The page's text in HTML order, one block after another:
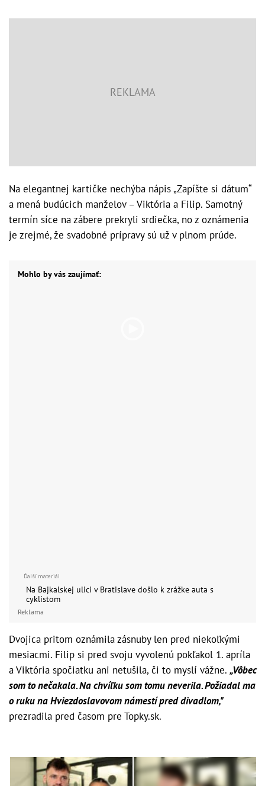
Na elegantnej kartičke nechýba nápis „Zapíšte si dátum“
a mená budúcich manželov – Viktória a Filip. Samotný
termín síce na zábere prekryli srdiečka, no z oznámenia
je zrejmé, že svadobné prípravy sú už v plnom prúde.
Mohlo by vás zaujímať:
auta s cyklistom
Reklama
Dvojica pritom oznámila zásnuby len pred niekoľkými
mesiacmi. Filip si pred svoju vyvolenú pokľakol 1. apríla
a Viktória spočiatku ani netušila, či to myslí vážne. „Vôbec
som to nečakala. Na chvíľku som tomu neverila. Požiadal ma
o ruku na Hviezdoslavovom námestí pred divadlom,"
prezradila pred časom pre Topky.sk.